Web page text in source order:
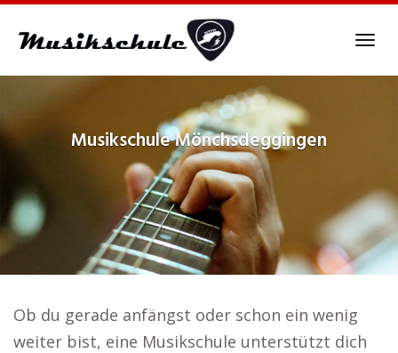
MusikschuleMönchsdeggingen
Ob du gerade anfängst oder schon ein wenig
weiter bist, eine Musikschule unterstützt dich